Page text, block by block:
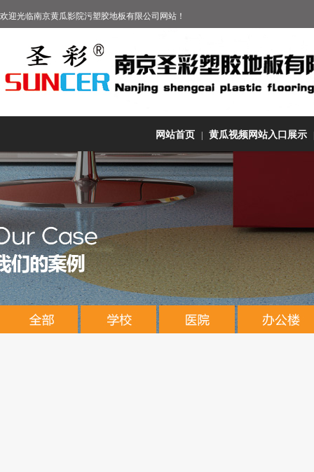
欢迎光临南京黄瓜影院污塑胶地板有限公司 网站！
网站首页 黄瓜视频网站入口展示